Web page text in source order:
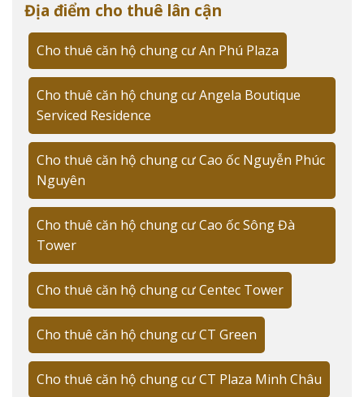
Group
TheoRever.vn, PNT Court là dự án căn hộ cao cấp với
số lượng giới hạn, được phát triển bởi C.T Group - chủ
đầu tư uy tín với nhiều dự án chất lượng tại TP.HCM.
🏗️ Thông số dự án:
Số tầng: 8 tầng
Mật độ xây dựng: 65%
Năm hoàn thành: 2020
Tiêu chuẩn: Singapore
Quản lý: Đơn vị quốc tế
Đặc điểm nổi bật của căn hộ cho thuê tại
PNT Court
Mỗi căn hộ được trang bị:
Địa điểm cho thuê lân cận
Cho thuê căn hộ chung cư An Phú Plaza
Cho thuê căn hộ chung cư Angela Boutique
Serviced Residence
Cho thuê căn hộ chung cư Cao ốc Nguyễn Phúc
Nguyên
Cho thuê căn hộ chung cư Cao ốc Sông Đà
Tower
Cho thuê căn hộ chung cư Centec Tower
Cho thuê căn hộ chung cư CT Green
Cho thuê căn hộ chung cư CT Plaza Minh Châu